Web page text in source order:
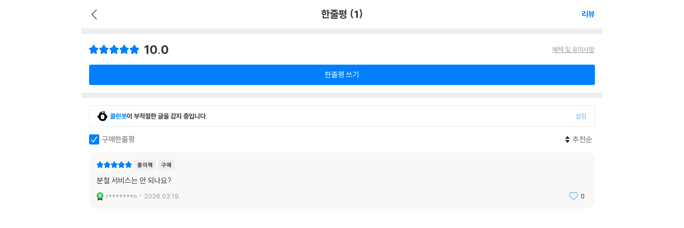
한줄평 (1) 리뷰
10.0 혜택 및 유의사항
한줄평 쓰기
클린봇이 부적절한 글을 감지 중입니다. 설정
구매한줄평 추천순
종이책 구매
분철 서비스는 안 되나요?
r*******n 2026.03.19. 0